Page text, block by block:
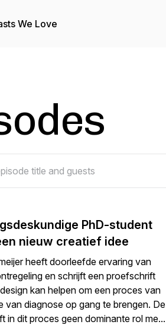
We Love
PhD-student
nieuw creatief idee
heeft doorleefde ervaring van
en schrijft een proefschrift
kan helpen om een proces van
van diagnose op gang te brengen. De
in dit proces geen dominante rol me...